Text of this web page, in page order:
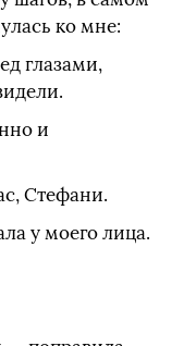
ко мне:
глазами,
и
Стефани.
у моего лица.